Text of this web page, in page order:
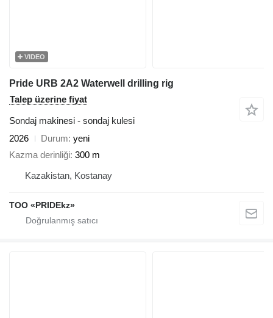
VIDEO
Pride URB 2A2 Waterwell drilling rig
Talep üzerine fiyat
Sondaj makinesi - sondaj kulesi
2026
Durum yeni
Kazma derinliği 300 m
Kazakistan, Kostanay
TOO «PRIDEkz»